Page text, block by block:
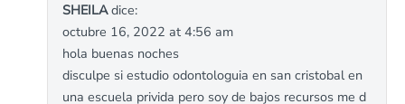
SHEILAdice:
octubre 16, 2022 at 4:56 am
hola buenas noches
disculpe si estudio odontologuia en san cristobal en
una escuela privida pero soy de bajos recursos me d